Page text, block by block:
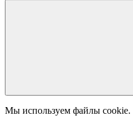
Мы используем файлы cookie.